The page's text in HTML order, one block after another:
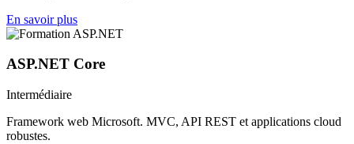
En savoir plus
ASP.NET Core
Intermédiaire
Framework web Microsoft. MVC, API REST et applications cloud
robustes.